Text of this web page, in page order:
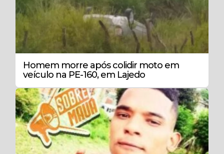
Homem morre após colidir moto em
veículo na PE-160, em Lajedo